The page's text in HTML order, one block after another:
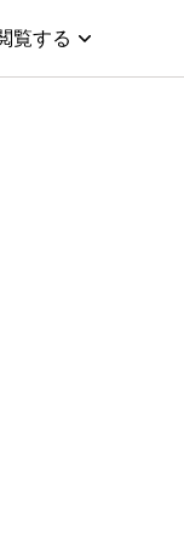
覧する